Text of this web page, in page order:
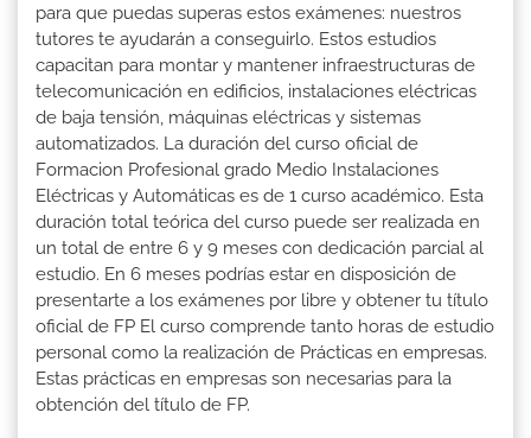
para que puedas superas estos exámenes: nuestros
tutores te ayudarán a conseguirlo. Estos estudios
capacitan para montar y mantener infraestructuras de
telecomunicación en edificios, instalaciones eléctricas
de baja tensión, máquinas eléctricas y sistemas
automatizados. La duración del curso oficial de
Formacion Profesional grado Medio Instalaciones
Eléctricas y Automáticas es de 1 curso académico. Esta
duración total teórica del curso puede ser realizada en
un total de entre 6 y 9 meses con dedicación parcial al
estudio. En 6 meses podrías estar en disposición de
presentarte a los exámenes por libre y obtener tu título
oficial de FP El curso comprende tanto horas de estudio
personal como la realización de Prácticas en empresas.
Estas prácticas en empresas son necesarias para la
obtención del título de FP.